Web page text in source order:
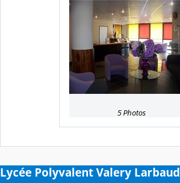
5 Photos
Lycée Polyvalent Valery Larbaud